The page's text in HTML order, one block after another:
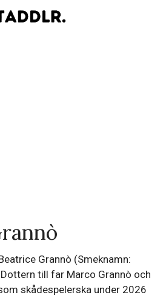
Grannò (Smeknamn:
till far Marco Grannò och
skådespelerska under 2026